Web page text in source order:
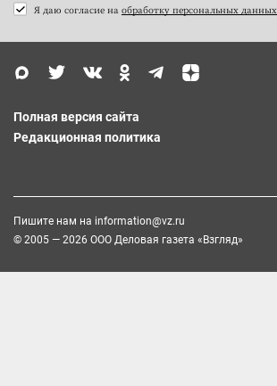
Я даю согласие на обработку персональных данных
Полная версия сайта
Редакционная политика
Пишите нам на information@vz.ru
© 2005 — 2026 ООО Деловая газета «Взгляд»